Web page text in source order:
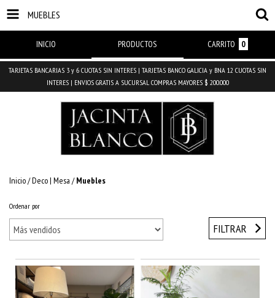
MUEBLES
INICIO PRODUCTOS CARRITO 0
TARJETAS BANCARIAS 3 y 6 CUOTAS SIN INTERES | TARJETAS BANCO GALICIA y BNA 12 CUOTAS SIN
INTERES | ENVIOS GRATIS A SUCURSAL COMPRAS MAYORES $ 200.000
Inicio/Deco | Mesa / Muebles
Ordenar por
FILTRAR